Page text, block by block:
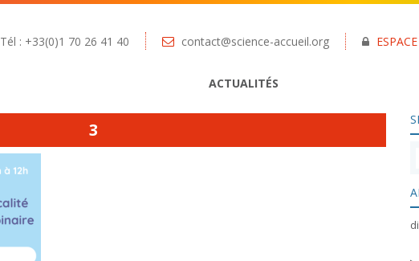
Tél : +33(0)1 70 26 41 40 contact@science-accueil.org
ACTUALITÉS
3